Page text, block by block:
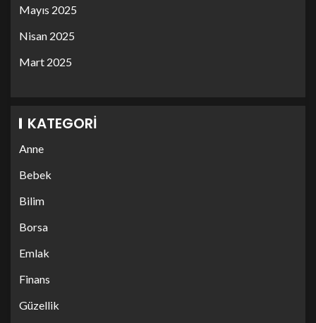
Mayıs 2025
Nisan 2025
Mart 2025
KATEGORI
Anne
Bebek
Bilim
Borsa
Emlak
Finans
Güzellik